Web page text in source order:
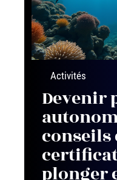
Activités
Devenir
conseils
plonger